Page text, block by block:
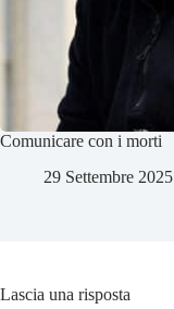
Comunicare con i morti
29 Settembre 2025
Lascia una risposta